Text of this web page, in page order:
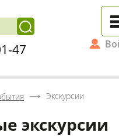
47
Экскурсии
экскурсии